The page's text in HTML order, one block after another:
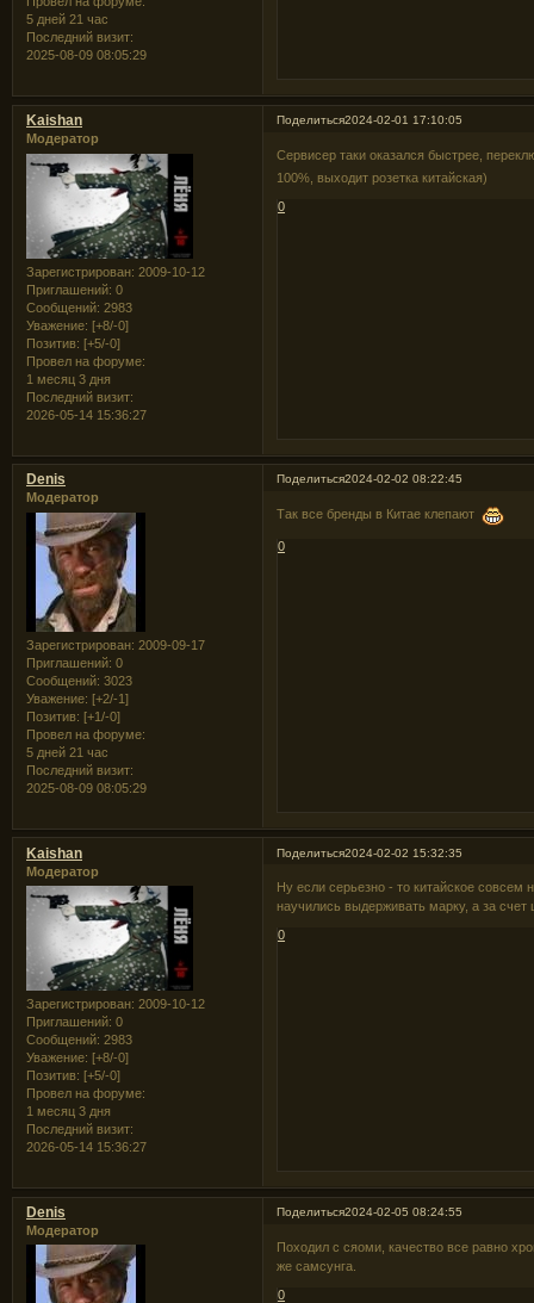
5 дней 21 час
Последний визит:
2025-08-09 08:05:29
Поделиться2024-02-01 17:10:05
Kaishan
Модератор
Зарегистрирован: 2009-10-12
Приглашений: 0
Сообщений: 2983
Уважение: [+8/-0]
Позитив: [+5/-0]
Провел на форуме:
1 месяц 3 дня
Последний визит:
2026-05-14 15:36:27
Сервисер таки оказался быстрее,
100%, выходит розетка китайская)
0
Поделиться2024-02-02 08:22:45
Denis
Модератор
Зарегистрирован: 2009-09-17
Приглашений: 0
Сообщений: 3023
Уважение: [+2/-1]
Позитив: [+1/-0]
Провел на форуме:
5 дней 21 час
Последний визит:
2025-08-09 08:05:29
Так все бренды в Китае клепают
0
Поделиться2024-02-02 15:32:35
Kaishan
Модератор
Зарегистрирован: 2009-10-12
Приглашений: 0
Сообщений: 2983
Уважение: [+8/-0]
Позитив: [+5/-0]
Провел на форуме:
1 месяц 3 дня
Последний визит:
2026-05-14 15:36:27
Ну если серьезно - то китайское совсем
научились выдерживать марку, а за
0
Поделиться2024-02-05 08:24:55
Denis
Модератор
Походил с сяоми, качество все равно
же самсунга.
0